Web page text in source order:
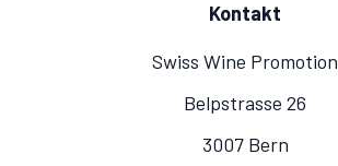
Kontakt
Swiss Wine Promotion
Belpstrasse 26
3007 Bern